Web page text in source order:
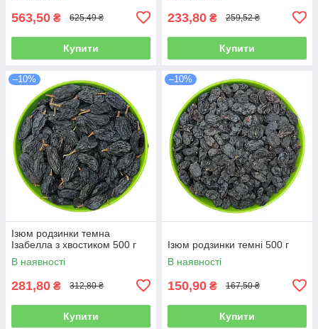
563,50 ₴ 625,49 ₴
Купити
233,80 ₴ 259,52 ₴
Купити
–10%
Ізюм родзинки темна
Ізабелла з хвостиком 500 г
В наявності
281,80 ₴ 312,80 ₴
Купити
–10%
Ізюм родзинки темні 500 г
В наявності
150,90 ₴ 167,50 ₴
Купити